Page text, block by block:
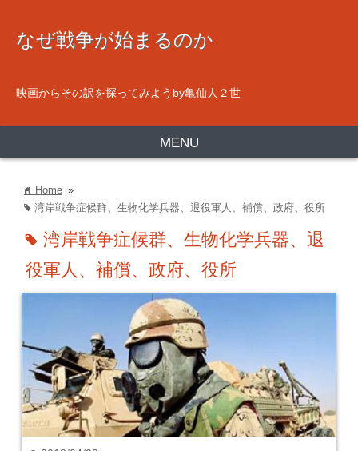
なぜ戦争が始まるのか
映画からその訳を探ってみようby亀仙人２世
MENU
home Home »
tag 湾岸戦争症候群、生物化学兵器、退役軍人、補償、政府、役所
tag 湾岸戦争症候群、生物化学兵器、退
役軍人、補償、政府、役所